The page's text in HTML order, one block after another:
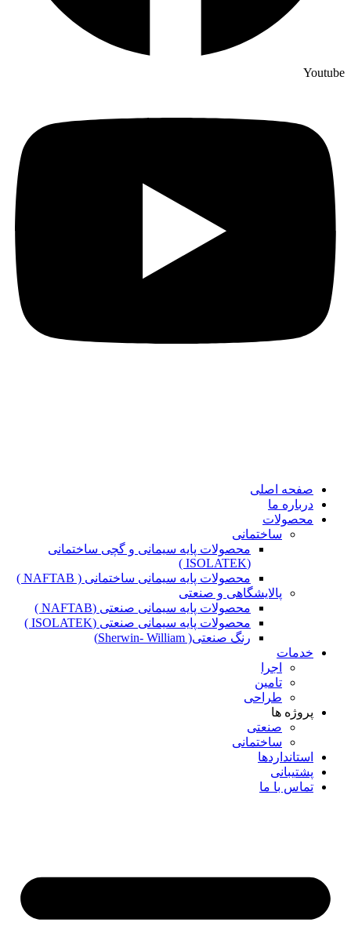
صفحه اصلی
درباره ما
محصولات
ساختمانی
محصولات پایه سیمانی و گچی ساختمانی
محصولات پایه سیمانی ساختمانی ( NAFTAB )
پالایشگاهی و صنعتی
محصولات پایه سیمانی صنعتی (NAFTAB )
محصولات پایه سیمانی صنعتی (ISOLATEK )
رنگ صنعتی( Sherwin- William)
خدمات
اجرا
تامین
طراحی
پروژه ها
صنعتی
ساختمانی
استانداردها
پشتیبانی
تماس با ما